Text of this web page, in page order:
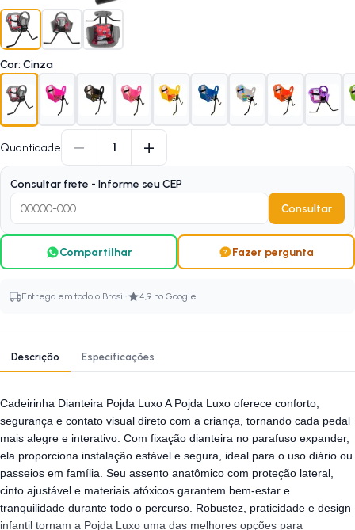
Cor: Cinza
Quantidade − 1 +
Consultar frete - Informe seu CEP
Consultar
Compartilhar Fazer pergunta
Entrega em todo o Brasil · 4,9 no Google
Descrição Especificações
Cadeirinha Dianteira Pojda Luxo A Pojda Luxo oferece conforto,
segurança e contato visual direto com a criança, tornando cada pedal
mais alegre e interativo. Com fixação dianteira no parafuso expander,
ela proporciona instalação estável e segura, ideal para o uso diário ou
passeios em família. Seu assento anatômico com proteção lateral,
cinto ajustável e materiais atóxicos garantem bem-estar e
tranquilidade durante todo o percurso. Robustez, praticidade e design
infantil tornam a Pojda Luxo uma das melhores opções para